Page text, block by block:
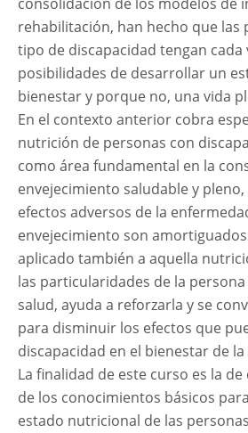
rehabilitación, han hecho que las
tipo de discapacidad tengan cada
posibilidades de desarrollar un
bienestar y porque no, una vida
En el contexto anterior cobra
nutrición de personas con
como área fundamental en la
envejecimiento saludable y pleno,
efectos adversos de la
envejecimiento son
aplicado también a aquella
las particularidades de la
salud, ayuda a reforzarla y se
para disminuir los efectos que
discapacidad en el bienestar de
La finalidad de este curso es la
de los conocimientos básicos
estado nutricional de las